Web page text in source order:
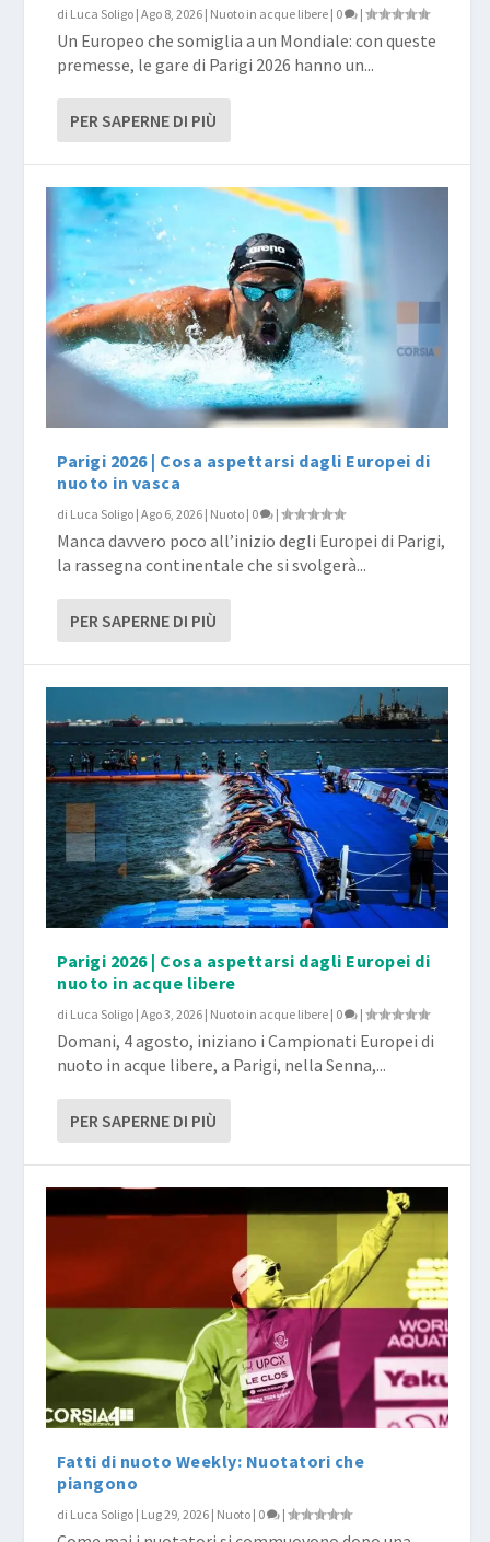
di Luca Soligo |Ago 8, 2026 | Nuoto in acque libere | 0 |
Un Europeo che somiglia a un Mondiale: con queste
premesse, le gare di Parigi 2026 hanno un...
PER SAPERNE DI PIÙ
Parigi 2026 | Cosa aspettarsi dagli Europei di
nuoto in vasca
di Luca Soligo |Ago 6, 2026 | Nuoto | 0 |
Manca davvero poco all’inizio degli Europei di Parigi,
la rassegna continentale che si svolgerà...
PER SAPERNE DI PIÙ
Parigi 2026 | Cosa aspettarsi dagli Europei di
nuoto in acque libere
di Luca Soligo |Ago 3, 2026 | Nuoto in acque libere | 0 |
Domani, 4 agosto, iniziano i Campionati Europei di
nuoto in acque libere, a Parigi, nella Senna,...
PER SAPERNE DI PIÙ
Fatti di nuoto Weekly: Nuotatori che
piangono
di Luca Soligo | Lug 29, 2026 | Nuoto | 0 |